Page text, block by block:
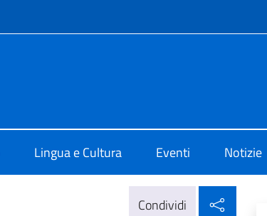
Lingua e Cultura Eventi Notizie
Condividi